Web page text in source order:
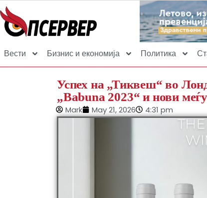
Вести Бизнис и економија Политика
Успех на „Тиквеш“ во
„Babuna 2023“ и нови
Mark May 21, 2026 4:31 pm